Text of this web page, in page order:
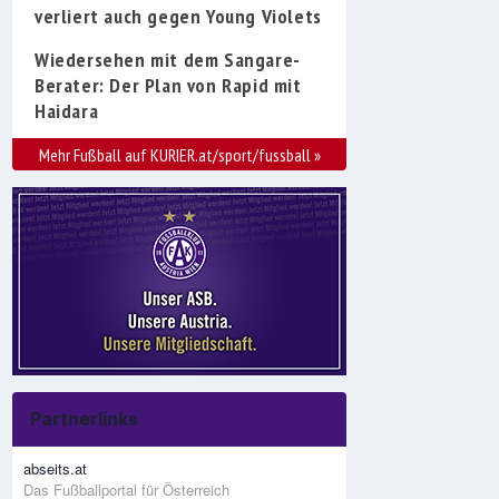
verliert auch gegen Young Violets
Wiedersehen mit dem Sangare-
Berater: Der Plan von Rapid mit
Haidara
Mehr Fußball auf KURIER.at/sport/fussball »
Partnerlinks
abseits.at
Das Fußballportal für Österreich